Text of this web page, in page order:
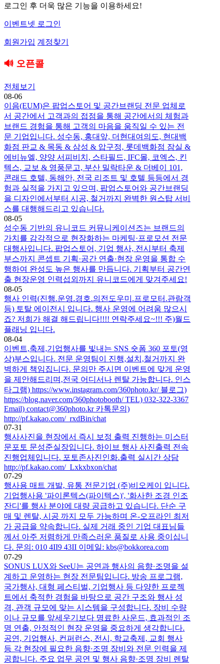
로그인 후 더욱 많은 기능을 이용하세요!
이벤트넷 로그인
회원가입 계정찾기
🔊 오픈콜
전체보기
08-06
이음(EUM)은 팝업스토어 및 공간브랜딩 전문 업체로
서 공간에서 고객과의 접점을 통해 공간에서의 체험과
브랜드 경험을 통해 고객의 마음을 움직일 수 있는 전
문 기업입니다. 성수동, 홍대앞, 더현대여의도, 현대백
화점 판교 & 목동 & 삼성 & 압구정, 롯데백화점 잠실 &
에비뉴엘, 양양 서피비치, 스타필드, IFC몰, 코엑스, 킨
텍스, 교보 & 영풍문고, 부산 밀락타운 & 더베이 101,
콘래드 호텔, 동해안, 전국 리조트 및 호텔 등등에서 경
험과 실적을 가지고 있으며, 팝업스토어와 공간브랜딩
을 디자인에서부터 시공, 철거까지 완벽한 원스탑 서비
스를 대행해드리고 있습니다.
08-05
성수동 기반의 유니코드 커뮤니케이션즈는 브랜드의
가치를 감각적으로 현장화하는 마케팅·프로모션 전문
대행사입니다. 팝업스토어, 기업 행사, 전시부터 축제
부스까지 콘셉트 기획·공간 연출·현장 운영을 통합 수
행하여 완성도 높은 행사를 만듭니다. 기획부터 공간연
출 현장운영 인력섭외까지 유니코드에게 맞겨주세요!
08-05
행사 인력(진행.운영.경호.의전도우미.프로모터.관람객
등) 토탈 에이전시 입니다. 행사 운영에 어려움 많으시
죠? 저희가 해결 해드립니다!!!! 연락주세요~!!! 주)월드
플래닝 입니다.
08-04
이벤트,축제,기업행사를 빛내는 SNS 숏폼 360 포토(영
상)부스입니다. 전문 운영팀이 진행,설치,철거까지 완
벽하게 책임집니다. 문의만 주시면 이벤트에 맞게 운영
을 제안해드리며,전국 어디서나 렌탈 가능합니다. 인스
타그램) https://www.instagram.com/360photo.kr/ 블로그)
https://blog.naver.com/360photobooth/ TEL) 032-322-3367
Email) contact@360photo.kr 카톡문의)
http://pf.kakao.com/_rxdBin/chat
07-31
행사사진을 현장에서 즉시 보정 출력 진행하는 미스터
문포토 문성준실장입니다. 하이브 행사 사진출력 전속
진행업체입니다. 포토존사진인화.출력 실시간 상담
http://pf.kakao.com/_Lxkxbxon/chat
07-29
행사용 매트 개발, 유통 전문기업 (주)비오케이 입니다.
기업행사용 '파이론텍스(파이텍스)', '화사한 조경 인조
잔디'를 행사 분야에 대량 공급하고 있습니다. 단순 구
매 및 렌탈, 시공 까지 모두 가능하며 온-오프라인 최저
가 공급을 약속합니다. 실제 거래 중인 기업 대표님들
께서 아주 저렴하게 만족스러운 품질로 사용 중이십니
다. 문의: 010 4II9 43II 이메일: kbs@bokkorea.com
07-29
SONUS LUX와 SeeU는 공연과 행사의 음향·조명을 설
계하고 운영하는 현장 전문팀입니다. 방송 프로그램,
국가행사, 대형 페스티벌, 기업행사 등 다양한 프로젝
트에서 축적한 경험을 바탕으로 공간 구조와 행사 성
격, 관객 규모에 맞는 시스템을 구성합니다. 장비 수량
이나 규모를 앞세우기보다 명료한 사운드, 효과적인 조
명 연출, 안정적인 현장 운영을 중요하게 생각합니다.
공연, 기업행사, 컨퍼런스, 전시, 학교축제, 교회 행사
등 각 현장에 필요한 음향·조명 장비와 전문 인력을 제
공합니다. 주요 업무 공연 및 행사 음향·조명 장비 렌탈